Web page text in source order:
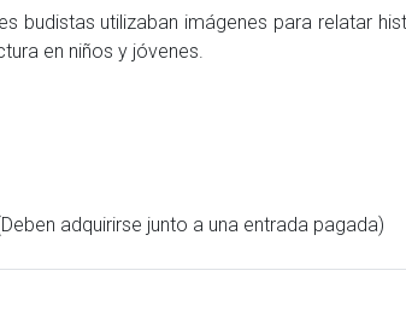
budistas utilizaban imágenes para relatar
en niños y jóvenes.
adquirirse junto a una entrada pagada)